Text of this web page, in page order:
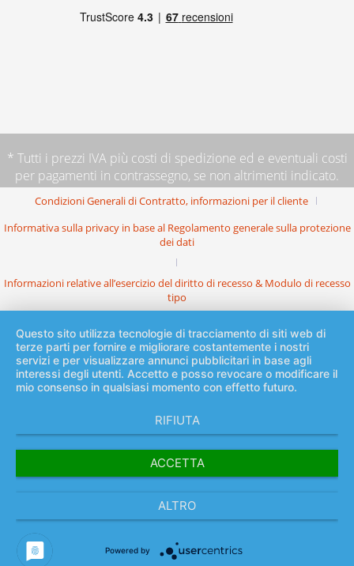
* Tutti i prezzi IVA più costi di spedizione ed e eventuali costi
per pagamenti in contrassegno, se non altrimenti indicato.
Condizioni Generali di Contratto, informazioni per il cliente
Informativa sulla privacy in base al Regolamento generale sulla protezione
dei dati
Informazioni relative all’esercizio del diritto di recesso & Modulo di recesso
tipo
Questo sito utilizza tecnologie di tracciamento di siti web di
terze parti per fornire e migliorare costantemente i nostri
servizi e per visualizzare annunci pubblicitari in base agli
interessi degli utenti. Accetto e posso revocare o modificare il
mio consenso in qualsiasi momento con effetto futuro.
RIFIUTA
ACCETTA
ALTRO
Powered by